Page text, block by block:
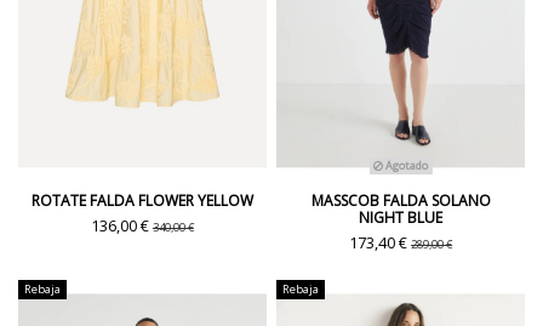
ROTATE FALDA FLOWER YELLOW
136,00 €340,00 €
Agotado
MASSCOB FALDA SOLANO
NIGHT BLUE
173,40 €289,00 €
Rebaja Rebaja